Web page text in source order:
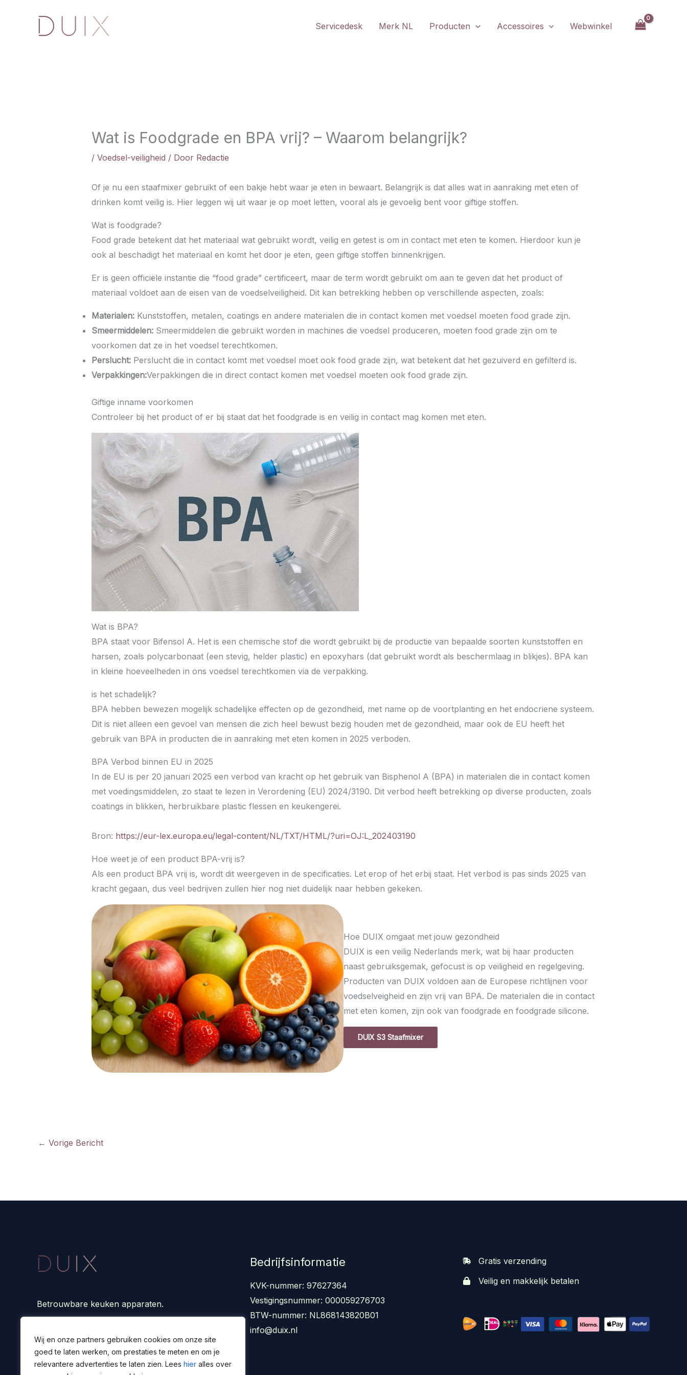
Wij en onze partners gebruiken cookies om onze site
goed te laten werken, om prestaties te meten en om je
relevantere advertenties te laten zien. Lees hier alles over
ZoekenServicedesk Merk NL Producten Accessoires Webwinkel
Wat is Foodgrade en BPA vrij? – Waarom belangrijk?
/ Voedsel-veiligheid / Door Redactie
Of je nu een staafmixer gebruikt of een bakje hebt waar je eten in bewaart. Belangrijk is dat alles wat in aanraking met eten of
drinken komt veilig is. Hier leggen wij uit waar je op moet letten, vooral als je gevoelig bent voor giftige stoffen.
Wat is foodgrade?
Food grade betekent dat het materiaal wat gebruikt wordt, veilig en getest is om in contact met eten te komen. Hierdoor kun je
ook al beschadigt het materiaal en komt het door je eten, geen giftige stoffen binnenkrijgen.
Er is geen officiële instantie die “food grade” certificeert, maar de term wordt gebruikt om aan te geven dat het product of
materiaal voldoet aan de eisen van de voedselveiligheid. Dit kan betrekking hebben op verschillende aspecten, zoals:
Materialen:Kunststoffen, metalen, coatings en andere materialen die in contact komen met voedsel moeten food grade zijn.
Smeermiddelen:Smeermiddelen die gebruikt worden in machines die voedsel produceren, moeten food grade zijn om te
voorkomen dat ze in het voedsel terechtkomen.
Perslucht:Perslucht die in contact komt met voedsel moet ook food grade zijn, wat betekent dat het gezuiverd en gefilterd is.
Verpakkingen:Verpakkingen die in direct contact komen met voedsel moeten ook food grade zijn.
Giftige inname voorkomen
Controleer bij het product of er bij staat dat het foodgrade is en veilig in contact mag komen met eten.
Wat is BPA?
BPA staat voor Bifensol A. Het is een chemische stof die wordt gebruikt bij de productie van bepaalde soorten kunststoffen en
harsen, zoals polycarbonaat (een stevig, helder plastic) en epoxyhars (dat gebruikt wordt als beschermlaag in blikjes). BPA kan
in kleine hoeveelheden in ons voedsel terechtkomen via de verpakking.
is het schadelijk?
BPA hebben bewezen mogelijk schadelijke effecten op de gezondheid, met name op de voortplanting en het endocriene systeem.
Dit is niet alleen een gevoel van mensen die zich heel bewust bezig houden met de gezondheid, maar ook de EU heeft het
gebruik van BPA in producten die in aanraking met eten komen in 2025 verboden.
BPA Verbod binnen EU in 2025
In de EU is per 20 januari 2025 een verbod van kracht op het gebruik van Bisphenol A (BPA) in materialen die in contact komen
met voedingsmiddelen, zo staat te lezen in Verordening (EU) 2024/3190. Dit verbod heeft betrekking op diverse producten, zoals
coatings in blikken, herbruikbare plastic flessen en keukengerei.
Bron: https://eur-lex.europa.eu/legal-content/NL/TXT/HTML/?uri=OJ:L_202403190
Hoe weet je of een product BPA-vrij is?
Als een product BPA vrij is, wordt dit weergeven in de specificaties. Let erop of het erbij staat. Het verbod is pas sinds 2025 van
kracht gegaan, dus veel bedrijven zullen hier nog niet duidelijk naar hebben gekeken.
Hoe DUIX omgaat met jouw gezondheid
DUIX is een veilig Nederlands merk, wat bij haar producten
naast gebruiksgemak, gefocust is op veiligheid en regelgeving.
Producten van DUIX voldoen aan de Europese richtlijnen voor
voedselveigheid en zijn vrij van BPA. De materialen die in contact
met eten komen, zijn ook van foodgrade en foodgrade silicone.
DUIX S3 Staafmixer
← Vorige Bericht
Betrouwbare keuken apparaten.
Bedrijfsinformatie
KVK-nummer: 97627364
Vestigingsnummer: 000059276703
BTW-nummer: NL868143820B01
info@duix.nl
Gratis verzending
Veilig en makkelijk betalen